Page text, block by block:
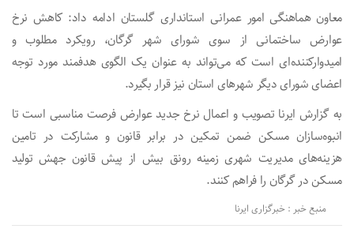
معاون هماهنگی امور عمرانی استانداری گلستان ادامه داد: کاهش نرخ
عوارض ساختمانی از سوی شورای شهر گرگان، رویکرد مطلوب و
امیدوارکننده‌ای است که می‌تواند به عنوان یک الگوی هدفمند مورد توجه
اعضای شورای دیگر شهرهای استان نیز قرار بگیرد.
به گزارش ایرنا تصویب و اعمال نرخ جدید عوارض فرصت مناسبی است تا
انبوه‌سازان مسکن ضمن تمکین در برابر قانون و مشارکت در تامین
هزینه‌های مدیریت شهری زمینه رونق بیش از پیش قانون جهش تولید
مسکن در گرگان را فراهم کنند.
منبع خبر : خبرگزاری ایرنا